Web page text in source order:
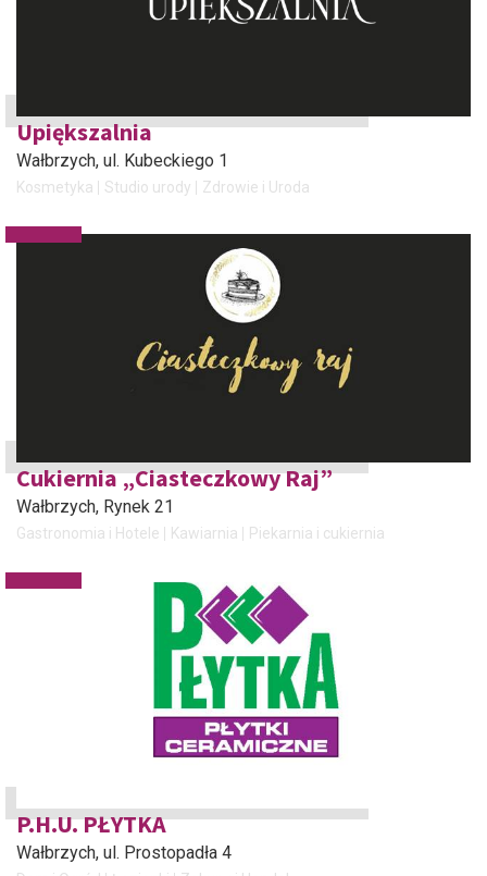
Upiększalnia
Wałbrzych, ul. Kubeckiego 1
Kosmetyka Studio urody Zdrowie i Uroda
Cukiernia „Ciasteczkowy Raj”
Wałbrzych, Rynek 21
Gastronomia i Hotele Kawiarnia Piekarnia i cukiernia
P.H.U. PŁYTKA
Wałbrzych, ul. Prostopadła 4